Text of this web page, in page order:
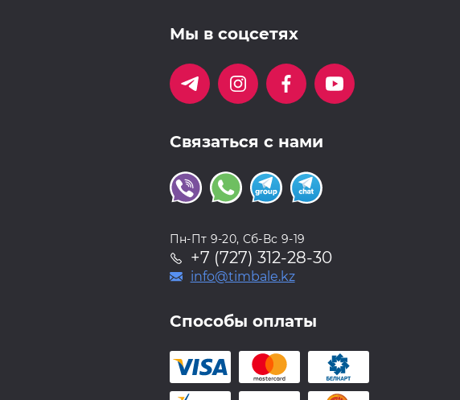
Мы в соцсетях
Связаться с нами
Пн-Пт 9-20, Сб-Вс 9-19
+7 (727) 312-28-30
info@timbale.kz
Способы оплаты